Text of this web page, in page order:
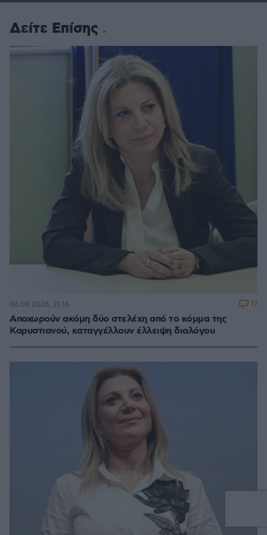
Δείτε Επίσης
Αποχωρούν ακόμη δύο στελέχη από το κόμμα της
Καρυστιανού, καταγγέλλουν έλλειψη διαλόγου
06.08.2026, 21:16 17